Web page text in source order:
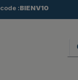
:BIENV10